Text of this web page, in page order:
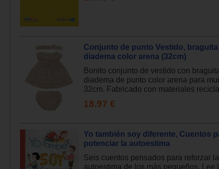
Conjunto de punto Vestido,
diadema color arena (32cm)
Bonito conjunto de vestido con
diadema de punto color arena para
32cm. Fabricado con materiales
18.97 €
Yo también soy diferente, Cuentos
potenciar la autoestima
Seis cuentos pensados para reforzar la
autoestima de los más pequeños. Lee